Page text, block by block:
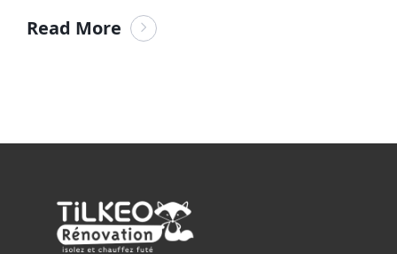
Read More